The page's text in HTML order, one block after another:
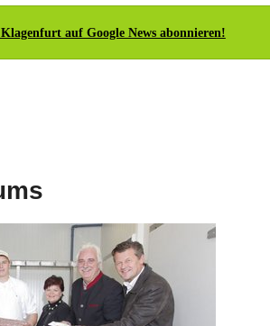
auf Google News abonnieren!